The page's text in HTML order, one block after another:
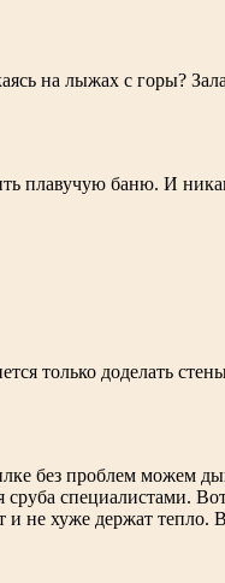
на лыжах с горы?
плавучую баню. И
только доделать
без проблем можем
сруба специалистами.
хуже держат тепло.